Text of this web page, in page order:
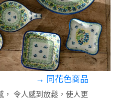
→ 同花色商品
令人感到放鬆，使人更